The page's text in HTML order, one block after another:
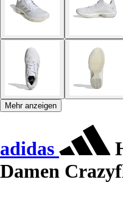
Mehr anzeigen
adidas
Damen